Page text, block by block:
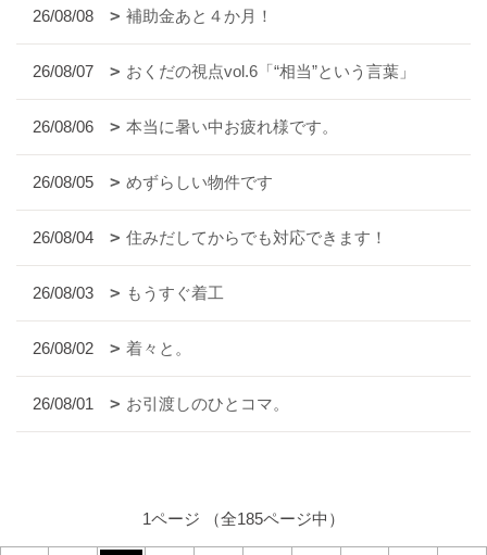
26/08/08 補助金あと４か月！
26/08/07 おくだの視点vol.6「“相当”という言葉」
26/08/06 本当に暑い中お疲れ様です。
26/08/05 めずらしい物件です
26/08/04 住みだしてからでも対応できます！
26/08/03 もうすぐ着工
26/08/02 着々と。
26/08/01 お引渡しのひとコマ。
1ページ （全185ページ中）